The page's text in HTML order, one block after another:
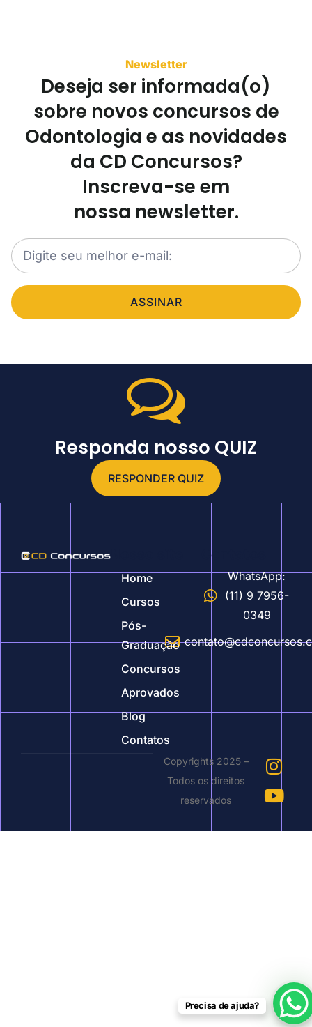
Newsletter
Deseja ser informada(o)
sobre novos concursos de
Odontologia e as novidades
da CD Concursos?
Inscreva-se em
nossa newsletter.
ASSINAR
Responda nosso QUIZ
RESPONDER QUIZ
Nosso site
Home
Cursos
Pós-
Graduação
Concursos
Aprovados
Blog
Contatos
Contatos
WhatsApp:
(11) 9 7956-
0349
Copyrights 2025 –
Todos os direitos
reservados
Precisa de ajuda?